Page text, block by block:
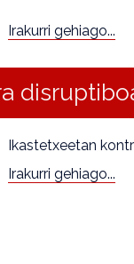
Irakurri gehiago...
Ikastetxeetan
Irakurri gehiago...